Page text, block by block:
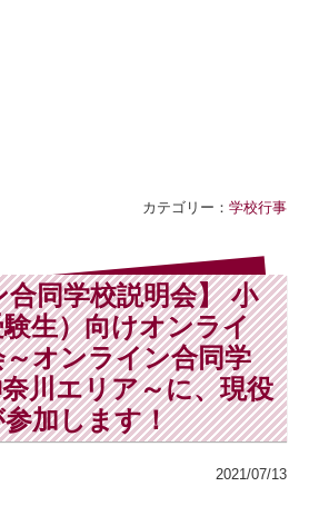
カテゴリー： 学校行事
同学校説明会】 小
生）向けオンライ
オンライン合同学
川エリア～に、現役
加します！
2021/07/13